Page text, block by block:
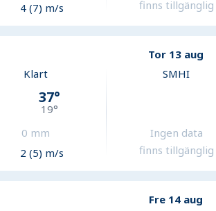
4 (7) m/s
finns tillgänglig
Tor 13 aug
Klart
37°
19°
0 mm
2 (5) m/s
SMHI
Ingen data
finns tillgänglig
Fre 14 aug